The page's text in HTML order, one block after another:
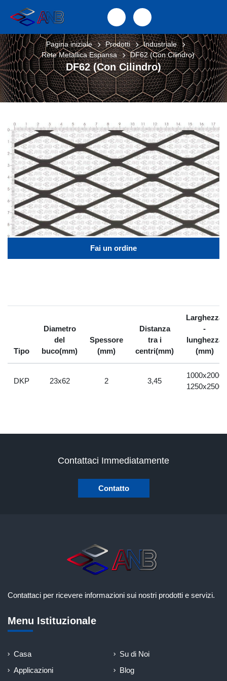
DF62 (Con Cilindro)
Pagina iniziale Prodotti
Industriale
Rete Metallica Espansa
DF62 (Con Cilindro)
Fai un ordine
Tipo
Diametro
del
buco(mm)
Spessore
(mm)
Distanza
tra i
centri(mm)
Larghezza
-
lunghezza
(mm)
DKP 23x62 2 3,45
1000x2000
1250x2500
Contattaci Immediatamente
Contatto
Contattaci per ricevere informazioni sui nostri prodotti e servizi.
Menu Istituzionale
Casa
Su di Noi
Applicazioni
Blog